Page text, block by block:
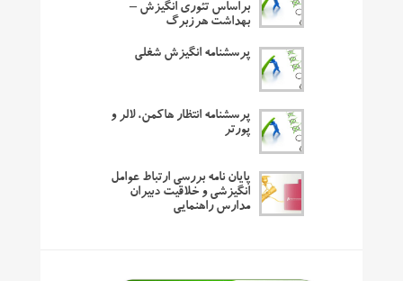
براساس تئوری انگیزش –
بهداشت هرزبرگ
پرسشنامه انگیزش شغلی
پرسشنامه انتظار هاکمن، لالر و
پورتر
پایان نامه بررسی ارتباط عوامل
انگیزشی و خلاقیت دبیران
مدارس راهنمایی